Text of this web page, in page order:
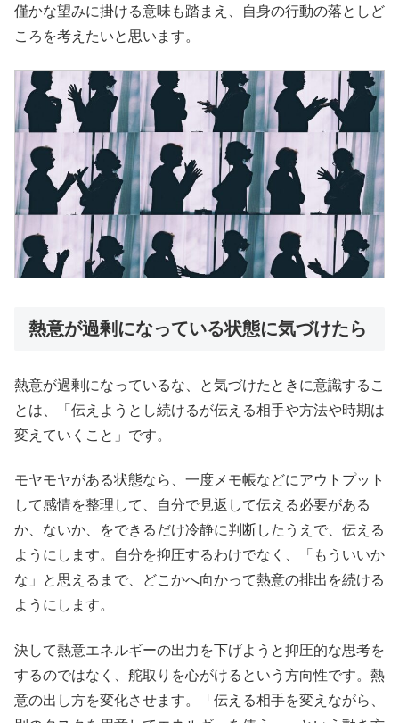
僅かな望みに掛ける意味も踏まえ、自身の行動の落としど
ころを考えたいと思います。
熱意が過剰になっている状態に気づけたら
熱意が過剰になっているな、と気づけたときに意識するこ
とは、「伝えようとし続けるが伝える相手や方法や時期は
変えていくこと」です。
モヤモヤがある状態なら、一度メモ帳などにアウトプット
して感情を整理して、自分で見返して伝える必要がある
か、ないか、をできるだけ冷静に判断したうえで、伝える
ようにします。自分を抑圧するわけでなく、「もういいか
な」と思えるまで、どこかへ向かって熱意の排出を続ける
ようにします。
決して熱意エネルギーの出力を下げようと抑圧的な思考を
するのではなく、舵取りを心がけるという方向性です。熱
意の出し方を変化させます。「伝える相手を変えながら、